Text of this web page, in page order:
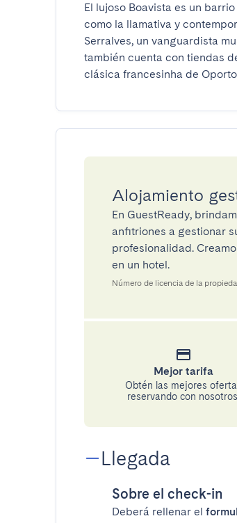
El lujoso Boavista es un
como la llamativa y
Serralves, un vanguardista
también cuenta con tiendas
clásica francesinha de
Alojamiento
En GuestReady,
anfitriones a gestionar
profesionalidad.
en un hotel.
Número de licencia de la
Mejor tarifa
Obtén las mejores
reservando con
Llegada
Sobre el check-in
Deberá rellenar el